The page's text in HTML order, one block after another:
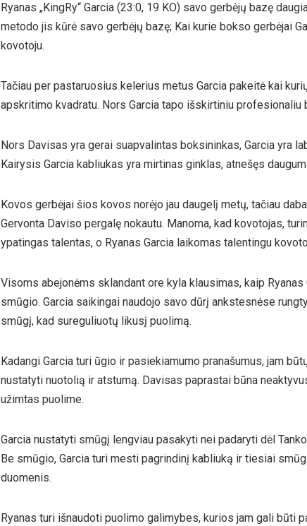
Ryanas „KingRy“ Garcia (23:0, 19 KO) savo gerbėjų bazę
metodo jis kūrė savo gerbėjų bazę; Kai kurie bokso gerbėjai
kovotoju.
Tačiau per pastaruosius kelerius metus Garcia pakeitė kai
apskritimo kvadratu. Nors Garcia tapo išskirtiniu profesionaliu
Nors Davisas yra gerai suapvalintas boksininkas, Garcia yra
Kairysis Garcia kabliukas yra mirtinas ginklas, atnešęs
Kovos gerbėjai šios kovos norėjo jau daugelį metų, tačiau
Gervonta Daviso pergalę nokautu. Manoma, kad kovotojas,
ypatingas talentas, o Ryanas Garcia laikomas talentingu
Visoms abejonėms sklandant ore kyla klausimas, kaip
smūgio. Garcia saikingai naudojo savo dūrį ankstesnėse
smūgį, kad sureguliuotų likusį puolimą.
Kadangi Garcia turi ūgio ir pasiekiamumo pranašumus, jam
nustatyti nuotolią ir atstumą. Davisas paprastai būna
užimtas puolime.
Garcia nustatyti smūgį lengviau pasakyti nei padaryti dėl
Be smūgio, Garcia turi mesti pagrindinį kabliuką ir tiesiai
duomenis.
Ryanas turi išnaudoti puolimo galimybes, kurios jam gali būti